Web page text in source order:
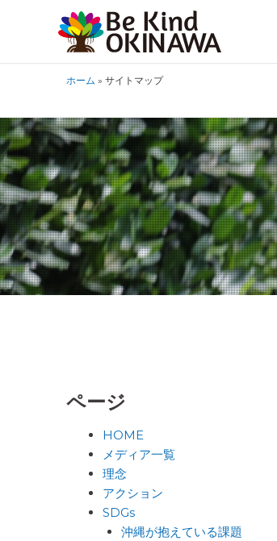
ホーム » サイトマップ
ページ
HOME
メディア一覧
理念
アクション
SDGs
沖縄が抱えている課題